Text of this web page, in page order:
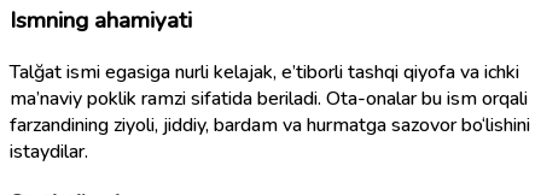
Ismning ahamiyati
Talğat ismi egasiga nurli kelajak, e’tiborli tashqi qiyofa va ichki
ma’naviy poklik ramzi sifatida beriladi. Ota-onalar bu ism orqali
farzandining ziyoli, jiddiy, bardam va hurmatga sazovor bo‘lishini
istaydilar.